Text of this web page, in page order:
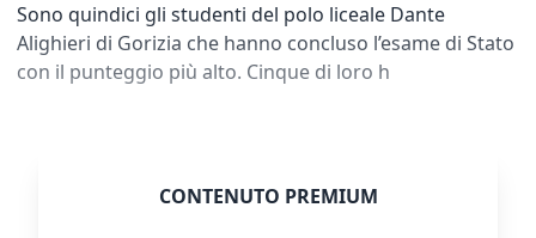
Sono quindici gli studenti del polo liceale Dante
Alighieri di Gorizia che hanno concluso l’esame di Stato
con il punteggio più alto. Cinque di loro h
CONTENUTO PREMIUM